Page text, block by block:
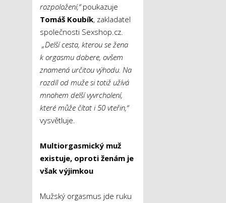
rozpoložení,“poukazuje
Tomáš Koubík, zakladatel
společnosti Sexshop.cz.
„Delší cesta, kterou se žena
k orgasmu dobere, ovšem
znamená určitou výhodu. Na
rozdíl od muže si totiž užívá
mnohem delší vyvrcholení,
které může čítat i50 vteřin,“
vysvětluje.
Multiorgasmický muž
existuje, oproti ženám je
však výjimkou
Mužský orgasmus jde ruku